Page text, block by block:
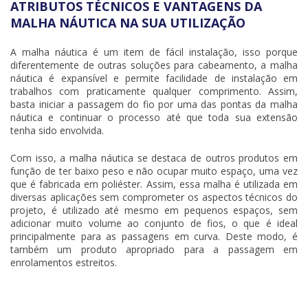
ATRIBUTOS TÉCNICOS E VANTAGENS DA
MALHA NÁUTICA NA SUA UTILIZAÇÃO
A malha náutica é um item de fácil instalação, isso porque
diferentemente de outras soluções para cabeamento, a malha
náutica é expansível e permite facilidade de instalação em
trabalhos com praticamente qualquer comprimento. Assim,
basta iniciar a passagem do fio por uma das pontas da malha
náutica e continuar o processo até que toda sua extensão
tenha sido envolvida.
Com isso, amalha náutica se destaca de outros produtos em
função de ter baixo peso e não ocupar muito espaço, uma vez
que é fabricada em poliéster. Assim, essa malha é utilizada em
diversas aplicações sem comprometer os aspectos técnicos do
projeto, é utilizado até mesmo em pequenos espaços, sem
adicionar muito volume ao conjunto de fios, o que é ideal
principalmente para as passagens em curva. Deste modo, é
também um produto apropriado para a passagem em
enrolamentos estreitos.